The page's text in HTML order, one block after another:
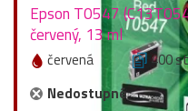
Epson T0547
červený, 13 ml
červená 400
Nedostupné